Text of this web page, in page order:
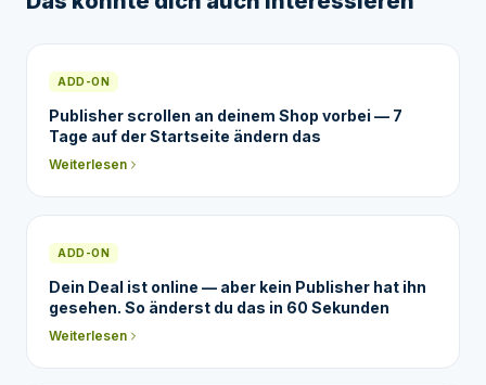
ADD-ON
Publisher scrollen an deinem Shop vorbei — 7
Tage auf der Startseite ändern das
Weiterlesen
ADD-ON
Dein Deal ist online — aber kein Publisher hat ihn
gesehen. So änderst du das in 60 Sekunden
Weiterlesen